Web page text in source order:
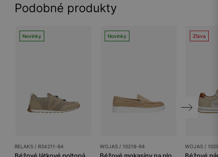
Podobné produkty
Novinky
RELAKS / R34211-84
Béžové látkové poltopánky RELAKS
Novinky
WOJAS / 10218-64
Béžové mokasíny na plochej bielej podrážke
Zľava
WOJAS /